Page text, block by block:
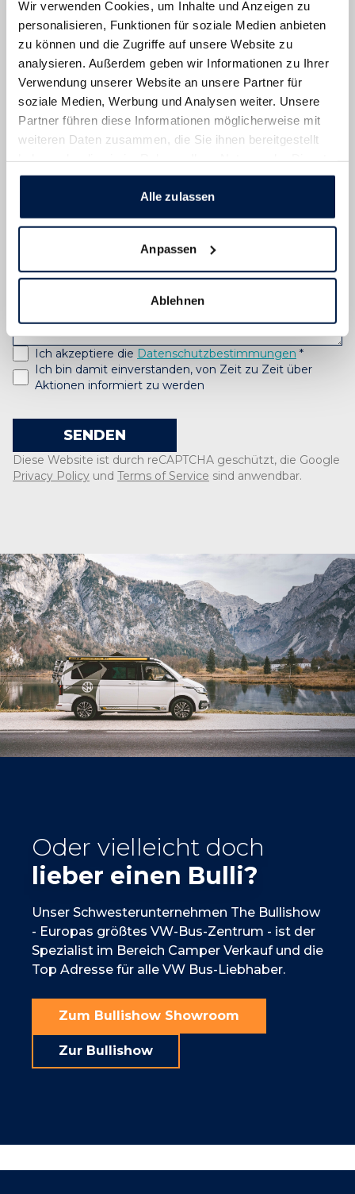
Wir verwenden Cookies, um Inhalte und Anzeigen zu
personalisieren, Funktionen für soziale Medien anbieten
zu können und die Zugriffe auf unsere Website zu
analysieren. Außerdem geben wir Informationen zu Ihrer
Verwendung unserer Website an unsere Partner für
soziale Medien, Werbung und Analysen weiter. Unsere
Partner führen diese Informationen möglicherweise mit
weiteren Daten zusammen, die Sie ihnen bereitgestellt
gesammelt haben.
Alle zulassen
Anpassen
Ablehnen
+49 8361 92 24 28
+49
Ich akzeptiere die Datenschutzbestimmungen *
Ich bin damit einverstanden, von Zeit zu Zeit über
Aktionen informiert zu werden
SENDEN
Diese Website ist durch reCAPTCHA geschützt, die Google
Privacy Policy und Terms of Service sind anwendbar.
Oder vielleicht doch
lieber einen Bulli?
Unser Schwesterunternehmen The Bullishow
- Europas größtes VW-Bus-Zentrum - ist der
Spezialist im Bereich Camper Verkauf und die
Top Adresse für alle VW Bus-Liebhaber.
Zum Bullishow Showroom
Zur Bullishow